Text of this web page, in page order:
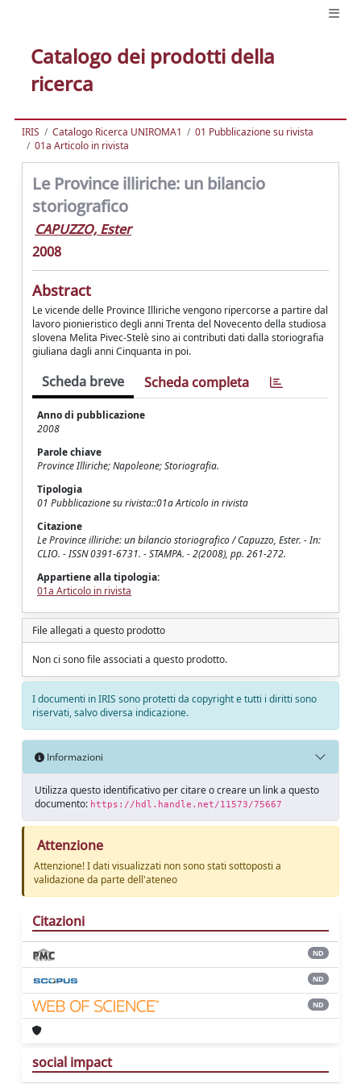
Catalogo dei prodotti della
ricerca
IRIS Catalogo Ricerca UNIROMA1
01 Pubblicazione su rivista
01a Articolo in rivista
Le Province illiriche: un bilancio
storiografico
CAPUZZO, Ester
2008
Abstract
Le vicende delle Province Illiriche vengono ripercorse a partire dal
lavoro pionieristico degli anni Trenta del Novecento della studiosa
slovena Melita Pivec-Stelè sino ai contributi dati dalla storiografia
giuliana dagli anni Cinquanta in poi.
Scheda breve Scheda completa
Anno di pubblicazione
2008
Parole chiave
Province Illiriche; Napoleone; Storiografia.
Tipologia
01 Pubblicazione su rivista::01a Articolo in rivista
Citazione
Le Province illiriche: un bilancio storiografico / Capuzzo, Ester. - In:
CLIO. - ISSN 0391-6731. - STAMPA. - 2(2008), pp. 261-272.
Appartiene alla tipologia:
01a Articolo in rivista
File allegati a questo prodotto
Non ci sono file associati a questo prodotto.
I documenti in IRIS sono protetti da copyright e tutti i diritti sono
riservati, salvo diversa indicazione.
Informazioni
Utilizza questo identificativo per citare o creare un link a questo
documento: https://hdl.handle.net/11573/75667
Attenzione
Attenzione! I dati visualizzati non sono stati sottoposti a
validazione da parte dell'ateneo
Citazioni
ND
ND
ND
social impact